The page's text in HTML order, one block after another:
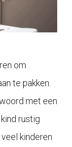
om
te pakken.
met een
rustig
kinderen